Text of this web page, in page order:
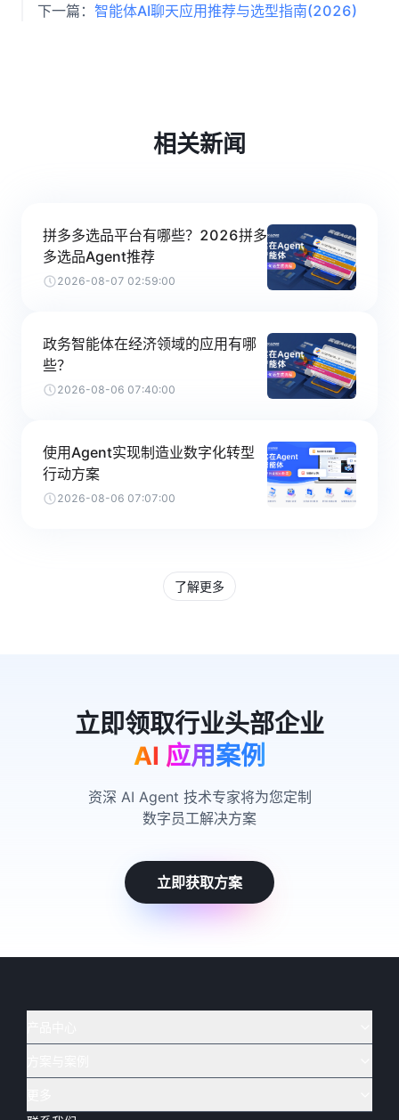
下一篇： 智能体AI聊天应用推荐与选型指南(2026)
相关新闻
拼多多选品平台有哪些？2026拼多
多选品Agent推荐
2026-08-07 02:59:00
政务智能体在经济领域的应用有哪
些？
2026-08-06 07:40:00
使用Agent实现制造业数字化转型
行动方案
2026-08-06 07:07:00
了解更多
AI 应用案例
资深 AI Agent 技术专家将为您定制
数字员工解决方案
立即获取方案